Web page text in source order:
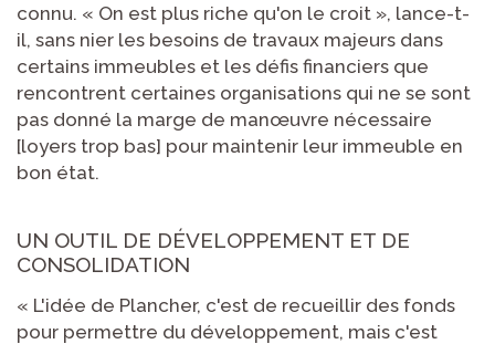
connu. « On est plus riche qu'on le croit », lance-t-
il, sans nier les besoins de travaux majeurs dans
certains immeubles et les défis financiers que
rencontrent certaines organisations qui ne se sont
pas donné la marge de manœuvre nécessaire
[loyers trop bas] pour maintenir leur immeuble en
bon état.
UN OUTIL DE DÉVELOPPEMENT ET DE
CONSOLIDATION
« L'idée de Plancher, c'est de recueillir des fonds
pour permettre du développement, mais c'est